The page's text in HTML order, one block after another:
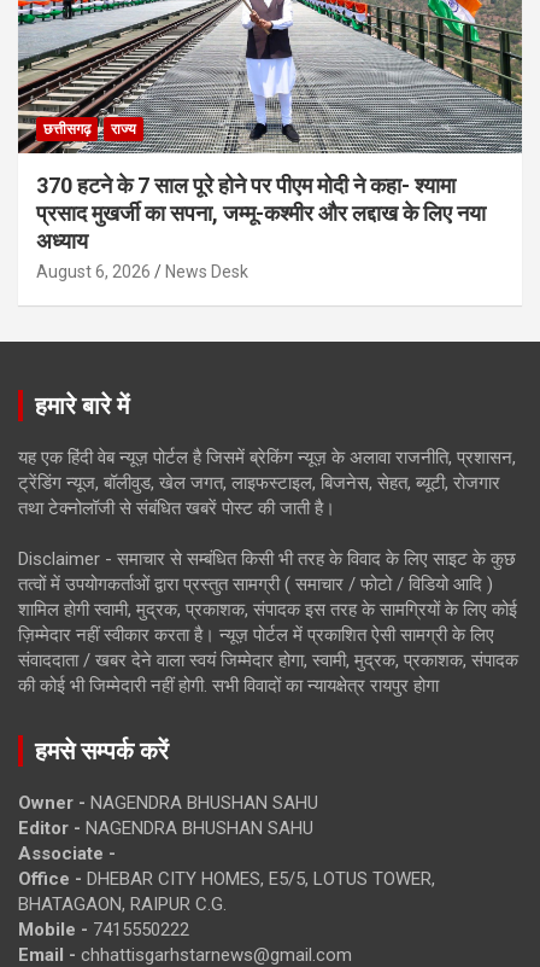
छत्तीसगढ़ राज्य
370 हटने के 7 साल पूरे होने पर पीएम मोदी ने कहा- श्यामा
प्रसाद मुखर्जी का सपना, जम्मू-कश्मीर और लद्दाख के लिए नया
अध्याय
August 6, 2026 News Desk
हमारे बारे में
यह एक हिंदी वेब न्यूज़ पोर्टल है जिसमें ब्रेकिंग न्यूज़ के अलावा राजनीति, प्रशासन,
ट्रेंडिंग न्यूज, बॉलीवुड, खेल जगत, लाइफस्टाइल, बिजनेस, सेहत, ब्यूटी, रोजगार
तथा टेक्नोलॉजी से संबंधित खबरें पोस्ट की जाती है।
Disclaimer - समाचार से सम्बंधित किसी भी तरह के विवाद के लिए साइट के कुछ
तत्वों में उपयोगकर्ताओं द्वारा प्रस्तुत सामग्री ( समाचार / फोटो / विडियो आदि )
शामिल होगी स्वामी, मुद्रक, प्रकाशक, संपादक इस तरह के सामग्रियों के लिए कोई
ज़िम्मेदार नहीं स्वीकार करता है। न्यूज़ पोर्टल में प्रकाशित ऐसी सामग्री के लिए
संवाददाता / खबर देने वाला स्वयं जिम्मेदार होगा, स्वामी, मुद्रक, प्रकाशक, संपादक
की कोई भी जिम्मेदारी नहीं होगी. सभी विवादों का न्यायक्षेत्र रायपुर होगा
हमसे सम्पर्क करें
Owner - NAGENDRA BHUSHAN SAHU
Editor - NAGENDRA BHUSHAN SAHU
Associate -
Office - DHEBAR CITY HOMES, E5/5, LOTUS TOWER,
BHATAGAON, RAIPUR C.G.
Mobile - 7415550222
Email - chhattisgarhstarnews@gmail.com